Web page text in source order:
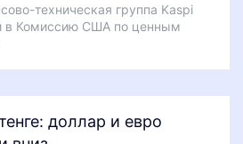
техническая группа Kaspi
в Комиссию США по ценным
доллар и евро